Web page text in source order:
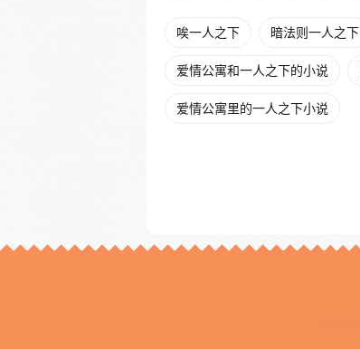
唉一人之下 暗法则一人之下
爱情公寓和一人之下的小说
爱情公寓里的一人之下小说